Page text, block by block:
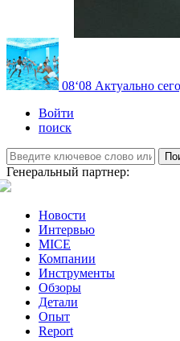
08‘08 Актуально
Войти
поиск
Генеральный партнер:
Новости
Интервью
MICE
Компании
Инструменты
Обзоры
Детали
Опыт
Report